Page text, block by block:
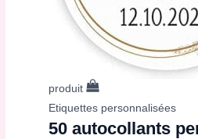
produit
Etiquettes personnalisées
50 autocollants